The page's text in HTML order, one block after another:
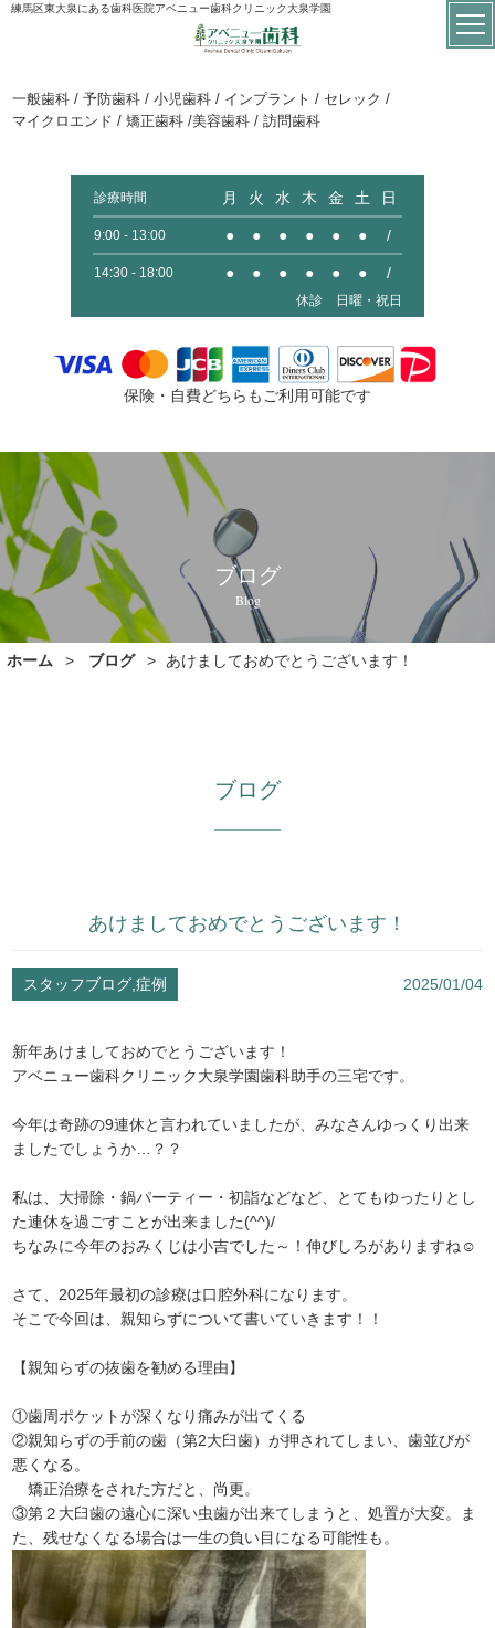
練馬区東大泉にある歯科医院アベニュー歯科クリニック大泉学園
一般歯科 / 予防歯科 / 小児歯科 / インプラント / セレック /
マイクロエンド / 矯正歯科 /美容歯科 / 訪問歯科
診療時間 月 火 水 木 金 土 日
9:00 - 13:00 ● ● ● ● ● ● /
14:30 - 18:00 ● ● ● ● ● ● /
休診 日曜・祝日
保険・自費どちらもご利用可能です
ブログ
Blog
ホーム ブログ あけましておめでとうございます！
ブログ
あけましておめでとうございます！
スタッフブログ,症例 2025/01/04
新年あけましておめでとうございます！
アベニュー歯科クリニック大泉学園歯科助手の三宅です。
今年は奇跡の9連休と言われていましたが、みなさんゆっくり出来
ましたでしょうか…？？
私は、大掃除・鍋パーティー・初詣などなど、とてもゆったりとし
た連休を過ごすことが出来ました(^^)/
ちなみに今年のおみくじは小吉でした～！伸びしろがありますね☺
さて、2025年最初の診療は口腔外科になります。
そこで今回は、親知らずについて書いていきます！！
【親知らずの抜歯を勧める理由】
①歯周ポケットが深くなり痛みが出てくる
②親知らずの手前の歯（第2大臼歯）が押されてしまい、歯並びが
悪くなる。
矯正治療をされた方だと、尚更。
③第２大臼歯の遠心に深い虫歯が出来てしまうと、処置が大変。ま
た、残せなくなる場合は一生の負い目になる可能性も。